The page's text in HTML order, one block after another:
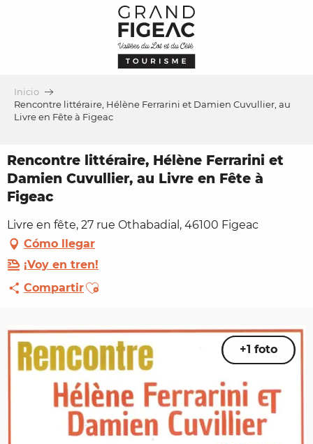
Inicio
Rencontre littéraire, Hélène Ferrarini et Damien Cuvullier, au
Livre en Fête à Figeac
Rencontre littéraire, Hélène Ferrarini et
Damien Cuvullier, au Livre en Fête à
Figeac
Livre en fête, 27 rue Othabadial, 46100 Figeac
Cómo llegar
¡Voy en tren!
CompartirAjouter aux favoris
+1 foto